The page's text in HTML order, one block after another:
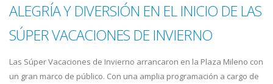
ALEGRÍA Y DIVERSIÓN EN EL INICIO DE LAS
SÚPER VACACIONES DE INVIERNO
Las Súper Vacaciones de Invierno arrancaron en la Plaza Mileno con
un gran marco de público. Con una amplia programación a cargo de